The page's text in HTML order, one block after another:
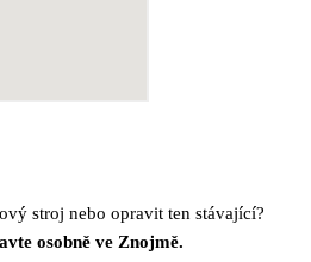
stroj nebo opravit ten stávající?
osobně ve Znojmě.